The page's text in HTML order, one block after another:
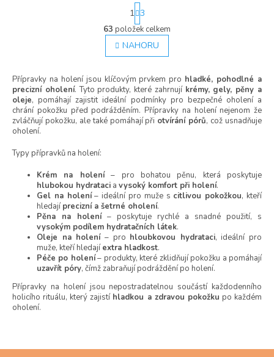
O
v
l
d
a
c
í
p
y
v
ý
p
i
s
u
S
t
r
á
n
k
v
á
n
í
1 3
63 položek celkem
NAHORU
Přípravky na holení jsou klíčovým prvkem pro hladké, pohodlné a
precizní oholení. Tyto produkty, které zahrnují krémy, gely, pěny a
oleje, pomáhají zajistit ideální podmínky pro bezpečné oholení a
chrání pokožku před podrážděním. Přípravky na holení nejenom že
zvláčňují pokožku, ale také pomáhají při otvírání pórů, což usnadňuje
oholení.
Typy přípravků na holení:
Krém na holení– pro bohatou pěnu, která poskytuje
hlubokou hydrataci a vysoký komfort při holení.
Gel na holení– ideální pro muže s citlivou pokožkou, kteří
hledajíprecizní a šetrné oholení.
Pěna na holení– poskytuje rychlé a snadné použití, s
vysokým podílem hydratačních látek.
Oleje na holení– pro hloubkovou hydrataci, ideální pro
muže, kteří hledajíextra hladkost.
Péče po holení– produkty, které zklidňují pokožku a pomáhají
uzavřít póry, čímž zabraňují podráždění po holení.
Přípravky na holení jsou nepostradatelnou součástí každodenního
holicího rituálu, který zajistí hladkou a zdravou pokožku po každém
oholení.